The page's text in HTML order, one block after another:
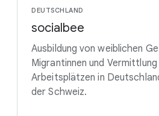
DEUTSCHLAND
socialbee
Ausbildung von weiblichen
Migrantinnen und Vermittlung
Arbeitsplätzen in
der Schweiz.